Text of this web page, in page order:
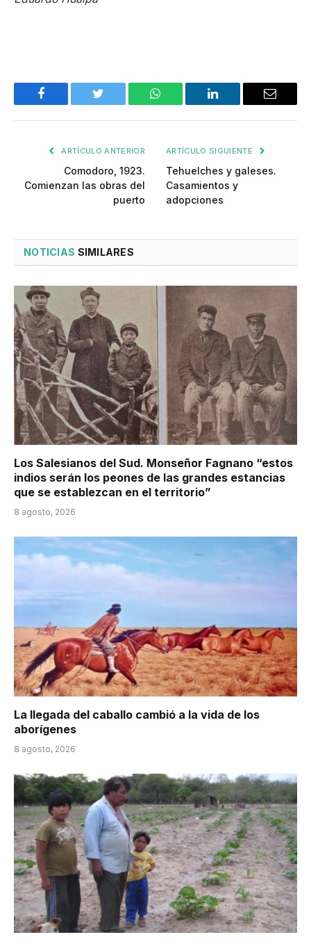
Facebook Twitter WhatsApp LinkedIn Email
ARTÍCULO ANTERIOR
Comodoro, 1923.
Comienzan las obras del
puerto
ARTÍCULO SIGUIENTE
Tehuelches y galeses.
Casamientos y
adopciones
NOTICIAS SIMILARES
Los Salesianos del Sud. Monseñor Fagnano “estos
indios serán los peones de las grandes estancias
que se establezcan en el territorio”
8 agosto, 2026
La llegada del caballo cambió a la vida de los
aborígenes
8 agosto, 2026